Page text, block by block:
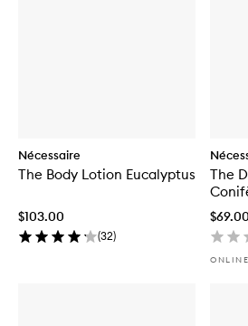
Nécessaire
The Body Lotion Eucalyptus
$103.00
(32)
The
$69.00